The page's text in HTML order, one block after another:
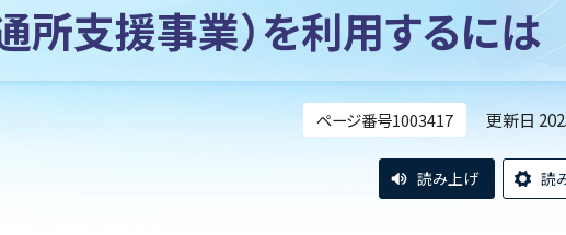
所支援事業）を利用するには
ページ番号1003417 更新日
読み上げ 読